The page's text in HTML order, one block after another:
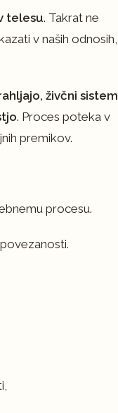
telesu. Takrat ne
v naših odnosih,
živčni sistem
. Proces poteka v
premikov.
procesu.